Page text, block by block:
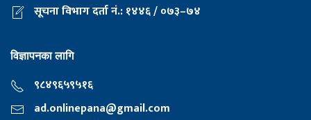
सूचना विभाग दर्ता नं.: १४४६ / ०७३–७४
विज्ञापनका लागि
९८४९६५९५१६
ad.onlinepana@gmail.com